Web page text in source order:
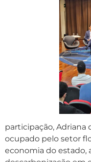
participação,
ocupado pelo setor
economia do estado,